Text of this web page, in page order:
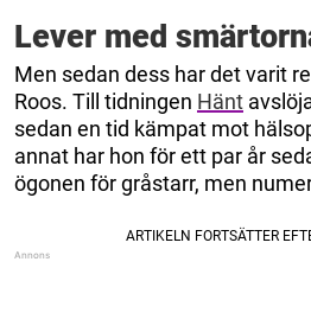
Lever med
Men sedan dess har det varit
Roos. Till tidningen Hänt
sedan en tid kämpat mot
annat har hon för ett par år
ögonen för gråstarr, men